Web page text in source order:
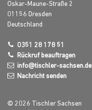
Oskar-Maune-Straße 2
01156 Dresden
Deutschland
0351 28 178 51
Rückruf beauftragen
info@tischler-sachsen.de
Nachricht senden
© 2026 Tischler Sachsen